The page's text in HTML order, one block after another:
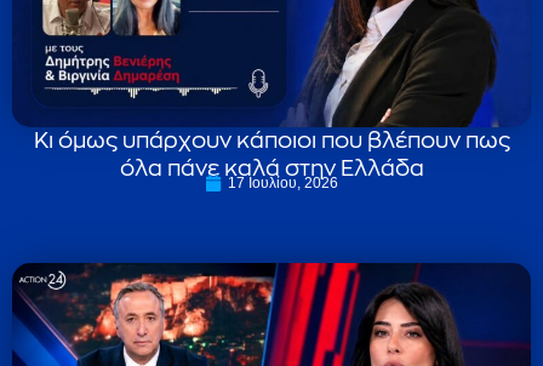
Κι όμως υπάρχουν κάποιοι που βλέπουν πως
όλα πάνε καλά στην Ελλάδα
17 Ιουλίου, 2026